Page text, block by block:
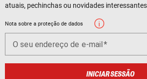
atuais, pechinchas ou novidades
Nota sobre a proteção de dados
O seu endereço de e-mail
INICIAR SESSÃO